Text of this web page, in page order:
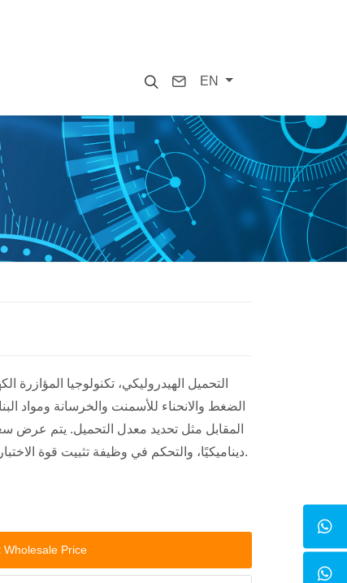
SearchContact
EN
التحميل الهيدروليكي، تكنولوجيا المؤازرة
الضغط والانحناء للأسمنت والخرسانة ومواد
المقابل مثل تحديد معدل التحميل. يتم عرض
ديناميكيًا، والتحكم في وظيفة تثبيت قوة الاختبار في الوقت المناسب والحد الأقصى.
Wholesale Price